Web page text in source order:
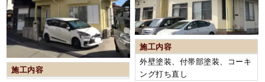
施工内容
施工内容
外壁塗装、付帯部塗装、コーキ
ング打ち直し